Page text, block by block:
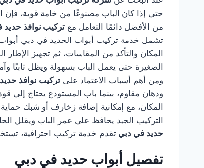
حتى إذا كان الباب مصنوعًا من خامة قوية،
من الأفضل دائمًا التعامل مع تركيب نوافذ
تشمل خدمة تركيب أبواب الحديد في دبي أبواب
المكان والتأكد من المقاسات، ثم تجهيز
الصغيرة حتى يعمل الباب بسهولة ويظل ثابتًا
ومن أهم أسباب الاعتماد على تركيب نوافذ
ودهان مقاوم، بينما باب المستودع يحتاج
المكان، مع إمكانية إضافة زخارف أو شبك
التركيب الجيد يحافظ على عمر الباب ويقلل
حديد في دبي تقدم خدمة تركيب احترافية،
تفصيل أبواب حديد في دبي